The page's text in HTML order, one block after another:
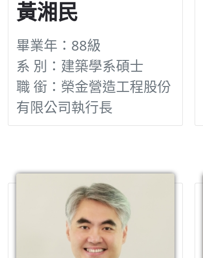
黃湘民
畢業年：88級
系 別：建築學系碩士
職 銜：榮金營造工程股份
有限公司執行長